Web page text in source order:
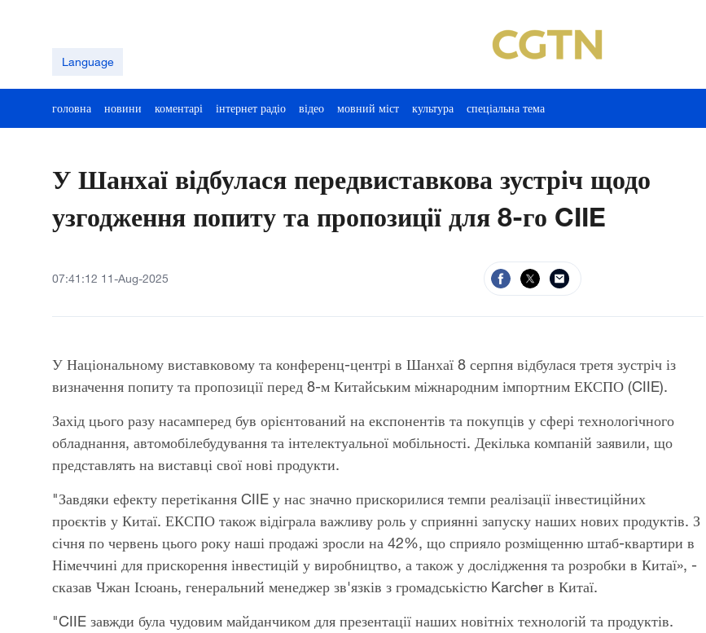
Language
головна новини коментарі інтернет радіо відео мовний міст культура спеціальна тема
У Шанхаї відбулася передвиставкова зустріч щодо
узгодження попиту та пропозиції для 8-го CIIE
07:41:12 11-Aug-2025
У Національному виставковому та конференц-центрі в Шанхаї 8 серпня відбулася третя зустріч із
визначення попиту та пропозиції перед 8-м Китайським міжнародним імпортним ЕКСПО (CIIE).
Захід цього разу насамперед був орієнтований на експонентів та покупців у сфері технологічного
обладнання, автомобілебудування та інтелектуальної мобільності. Декілька компаній заявили, що
представлять на виставці свої нові продукти.
"Завдяки ефекту перетікання CIIE у нас значно прискорилися темпи реалізації інвестиційних
проєктів у Китаї. ЕКСПО також відіграла важливу роль у сприянні запуску наших нових продуктів. З
січня по червень цього року наші продажі зросли на 42%, що сприяло розміщенню штаб-квартири в
Німеччині для прискорення інвестицій у виробництво, а також у дослідження та розробки в Китаї», -
сказав Чжан Ісюань, генеральний менеджер зв'язків з громадськістю Karcher в Китаї.
"CIIE завжди була чудовим майданчиком для презентації наших новітніх технологій та продуктів.